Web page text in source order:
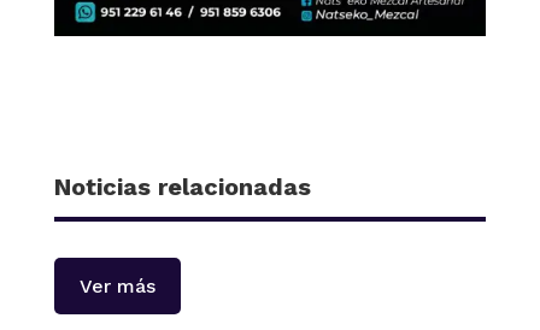
Noticias relacionadas
Ver más